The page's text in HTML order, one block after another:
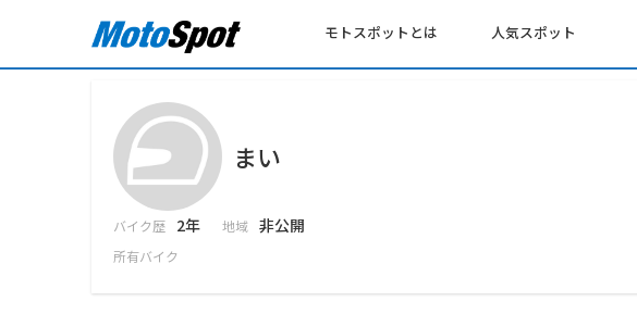
モトスポットとは 人気スポット
まい
バイク歴 2年 地域 非公開
所有バイク